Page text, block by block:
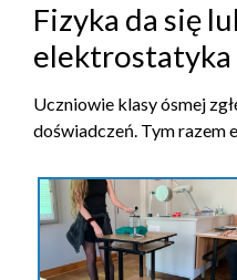
Fizyka da się
elektrostatyka
Uczniowie klasy ósmej
doświadczeń. Tym razem